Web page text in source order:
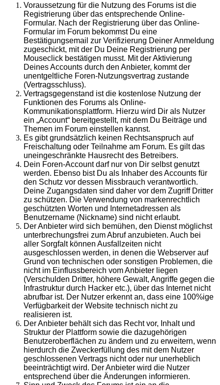
Voraussetzung für die Nutzung des Forums ist die
Registrierung über das entsprechende Online-
Formular. Nach der Registrierung über das Online-
Formular im Forum bekommst Du eine
Bestätigungsemail zur Verifizierung Deiner Anmeldung
zugeschickt, mit der Du Deine Registrierung per
Mouseclick bestätigen musst. Mit der Aktivierung
Deines Accounts durch den Anbieter, kommt der
unentgeltliche Foren-Nutzungsvertrag zustande
(Vertragsschluss).
Vertragsgegenstand ist die kostenlose Nutzung der
Funktionen des Forums als Online-
Kommunikationsplattform. Hierzu wird Dir als Nutzer
ein „Account“ bereitgestellt, mit dem Du Beiträge und
Themen im Forum einstellen kannst.
Es gibt grundsätzlich keinen Rechtsanspruch auf
Freischaltung oder Teilnahme am Forum. Es gilt das
uneingeschränkte Hausrecht des Betreibers.
Dein Foren-Account darf nur von Dir selbst genutzt
werden. Ebenso bist Du als Inhaber des Accounts für
den Schutz vor dessen Missbrauch verantwortlich.
Deine Zugangsdaten sind daher vor dem Zugriff Dritter
zu schützen. Die Verwendung von markenrechtlich
geschützten Worten und Internetadressen als
Benutzername (Nickname) sind nicht erlaubt.
Der Anbieter wird sich bemühen, den Dienst möglichst
unterbrechungsfrei zum Abruf anzubieten. Auch bei
aller Sorgfalt können Ausfallzeiten nicht
ausgeschlossen werden, in denen die Webserver auf
Grund von technischen oder sonstigen Problemen, die
nicht im Einflussbereich vom Anbieter liegen
(Verschulden Dritter, höhere Gewalt, Angriffe gegen die
Infrastruktur durch Hacker etc.), über das Internet nicht
abrufbar ist. Der Nutzer erkennt an, dass eine 100%ige
Verfügbarkeit der Website technisch nicht zu
realisieren ist.
Der Anbieter behält sich das Recht vor, Inhalt und
Struktur der Plattform sowie die dazugehörigen
Benutzeroberflächen zu ändern und zu erweitern, wenn
hierdurch die Zweckerfüllung des mit dem Nutzer
geschlossenen Vertrags nicht oder nur unerheblich
beeinträchtigt wird. Der Anbieter wird die Nutzer
entsprechend über die Änderungen informieren.